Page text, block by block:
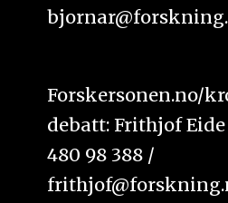
Forskersonen.no/
debatt: Frithjof
480 98 388 /